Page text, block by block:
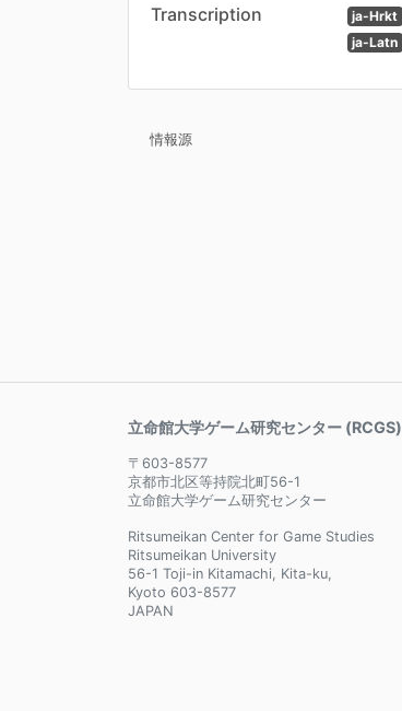
Transcription
ja-Hrkt
ja-Latn
情報源
立命館大学ゲーム研究センター (RCGS)
〒603-8577
京都市北区等持院北町56-1
立命館大学ゲーム研究センター
Ritsumeikan Center for Game Studies
Ritsumeikan University
56-1 Toji-in Kitamachi, Kita-ku,
Kyoto 603-8577
JAPAN